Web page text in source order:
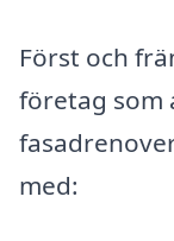
Först och
företag som
med: